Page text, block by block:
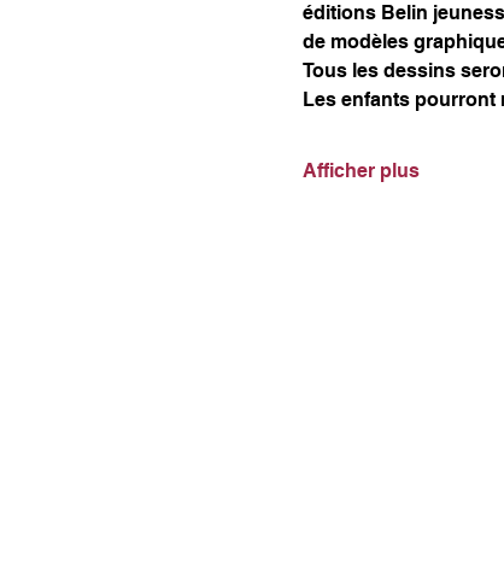
éditions Belin
de modèles
Tous les dessins
Les enfants pourront
Afficher plus